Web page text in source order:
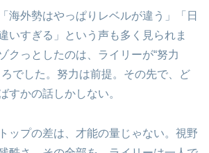
海外勢はやっぱりレベルが違う」「日
いすぎる」という声も多く見られま
クっとしたのは、ライリーが“努力
でした。努力は前提。その先で、ど
すかの話しかしない。
ップの差は、才能の量じゃない。視野